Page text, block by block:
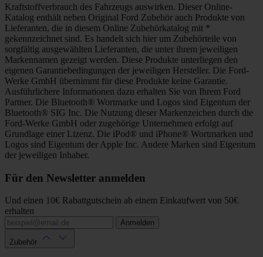
Kraftstoffverbrauch des Fahrzeugs auswirken. Dieser Online-
Katalog enthält neben Original Ford Zubehör auch Produkte von
Lieferanten, die in diesem Online Zubehörkatalog mit *
gekennzeichnet sind. Es handelt sich hier um Zubehörteile von
sorgfältig ausgewählten Lieferanten, die unter ihrem jeweiligen
Markennamen gezeigt werden. Diese Produkte unterliegen den
eigenen Garantiebedingungen der jeweiligen Hersteller. Die Ford-
Werke GmbH übernimmt für diese Produkte keine Garantie.
Ausführlichere Informationen dazu erhalten Sie von Ihrem Ford
Partner. Die Bluetooth® Wortmarke und Logos sind Eigentum der
Bluetooth® SIG Inc. Die Nutzung dieser Markenzeichen durch die
Ford-Werke GmbH oder zugehörige Unternehmen erfolgt auf
Grundlage einer Lizenz. Die iPod® und iPhone® Wortmarken und
Logos sind Eigentum der Apple Inc. Andere Marken sind Eigentum
der jeweiligen Inhaber.
Für den Newsletter anmelden
Und einen 10€ Rabattgutschein ab einem Einkaufwert von 50€
erhalten
Anmelden
Zubehör